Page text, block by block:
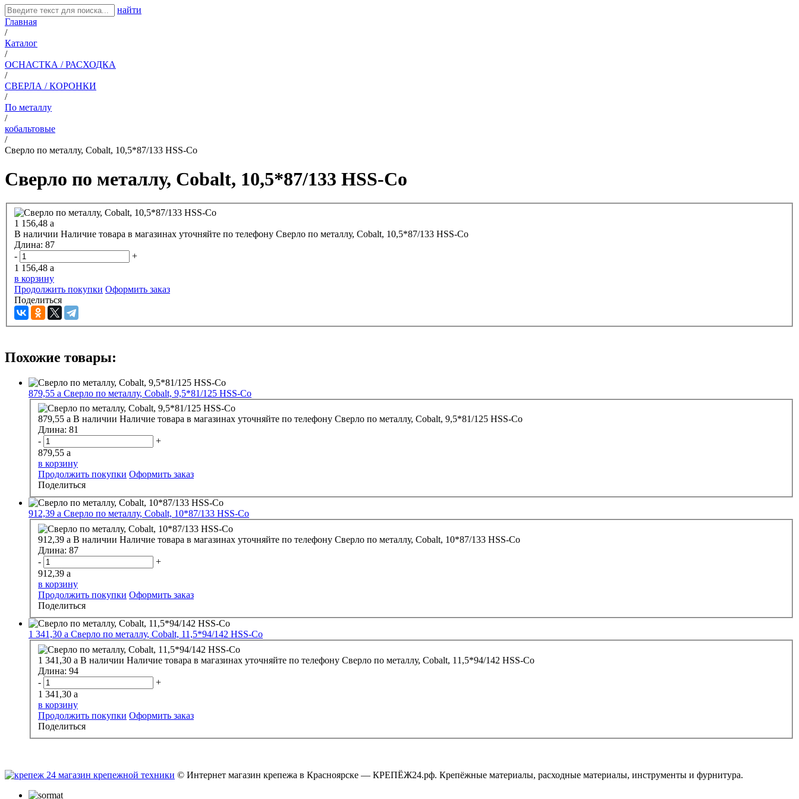
найти
Главная
/
Каталог
/
ОСНАСТКА / РАСХОДКА
/
СВЕРЛА / КОРОНКИ
/
По металлу
/
кобальтовые
/
Сверло по металлу, Cobalt, 10,5*87/133 HSS-Co
Сверло по металлу, Cobalt, 10,5*87/133 HSS-Co
1 156,48 a
В наличии Наличие товара в магазинах уточняйте по телефону Сверло по металлу, Cobalt, 10,5*87/133 HSS-Co
Длина: 87
-
+
1 156,48 a
в корзину
Продолжить покупки Оформить заказ
Поделиться
Похожие товары:
879,55 a Сверло по металлу, Cobalt, 9,5*81/125 HSS-Co
879,55 a В наличии Наличие товара в магазинах уточняйте по телефону Сверло по металлу, Cobalt, 9,5*81/125 HSS-Co
Длина: 81
-
+
879,55 a
в корзину
Продолжить покупки Оформить заказ
Поделиться
912,39 a Сверло по металлу, Cobalt, 10*87/133 HSS-Co
912,39 a В наличии Наличие товара в магазинах уточняйте по телефону Сверло по металлу, Cobalt, 10*87/133 HSS-Co
Длина: 87
-
+
912,39 a
в корзину
Продолжить покупки Оформить заказ
Поделиться
1 341,30 a Сверло по металлу, Cobalt, 11,5*94/142 HSS-Co
1 341,30 a В наличии Наличие товара в магазинах уточняйте по телефону Сверло по металлу, Cobalt, 11,5*94/142 HSS-Co
Длина: 94
-
+
1 341,30 a
в корзину
Продолжить покупки Оформить заказ
Поделиться
© Интернет магазин крепежа в Красноярске — КРЕПЁЖ24.рф. Крепёжные материалы, расходные материалы, инструменты и фурнитура.